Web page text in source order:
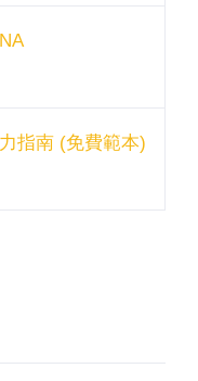
指南 (免費範本)